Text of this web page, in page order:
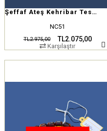
Şeffaf Ateş Kehribar Tesbih
NC51
TL2.075,00
TL2.975,00
Karşılaştır